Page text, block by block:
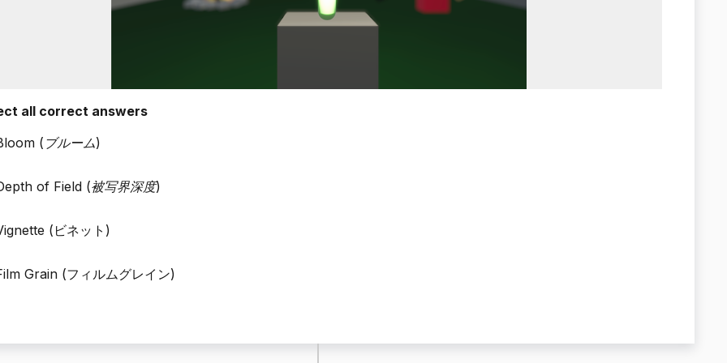
all correct answers
( ブルーム)
of Field (被写界深度)
(ビネット)
Grain (フィルムグレイン)